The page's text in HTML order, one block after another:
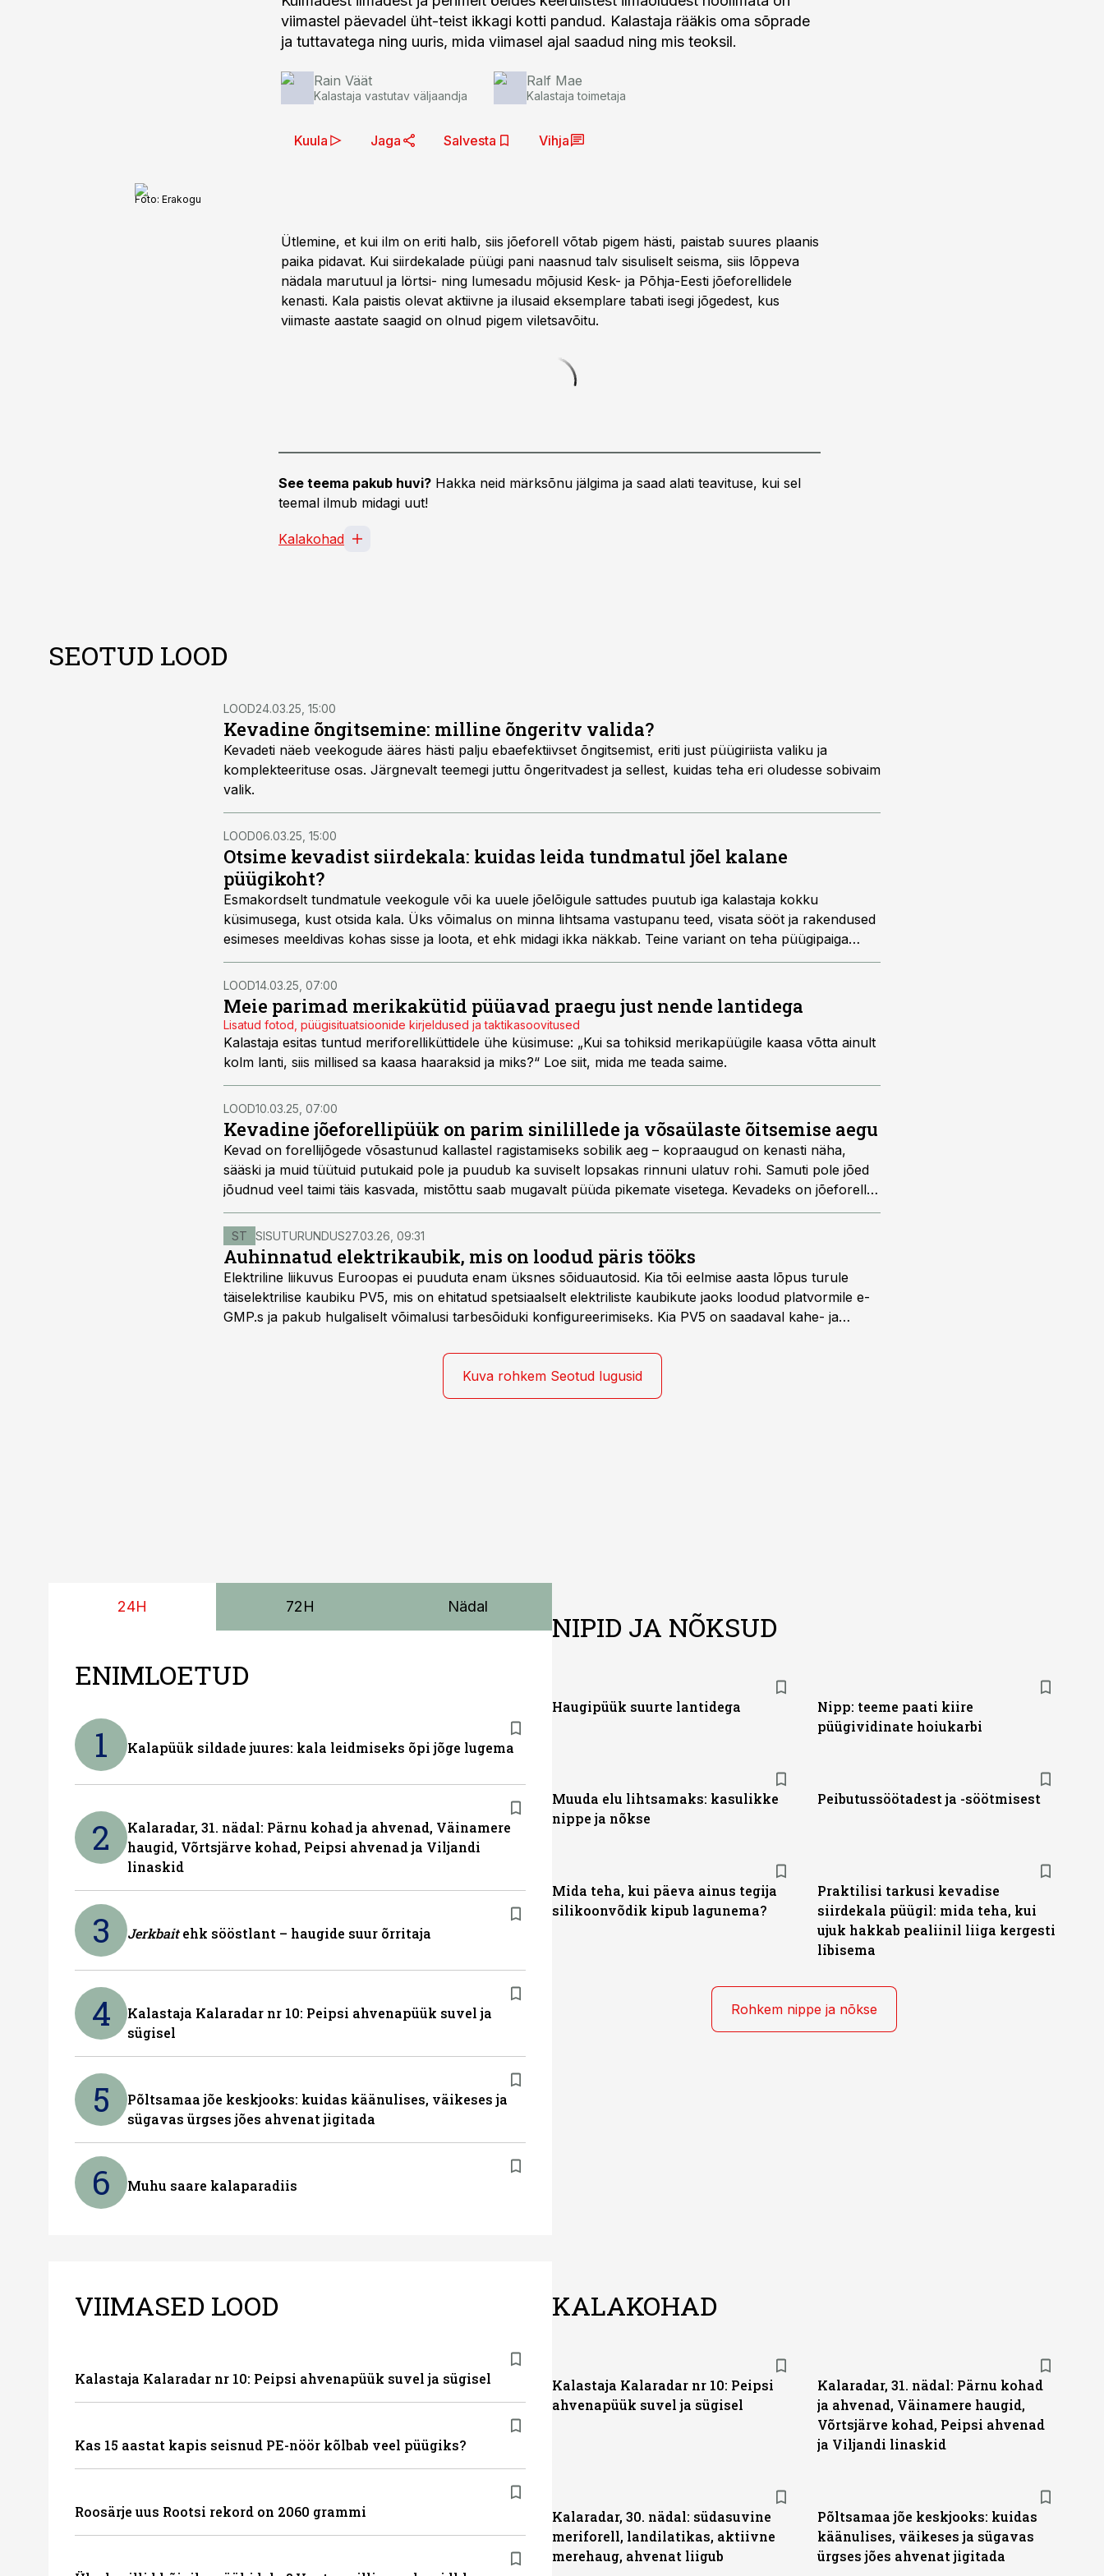
viimastel päevadel üht-teist ikkagi kotti pandud. Kalastaja rääkis oma sõprade
ja tuttavatega ning uuris, mida viimasel ajal saadud ning mis teoksil.
Rain Väät
Kalastaja vastutav väljaandja
Ralf Mae
Kalastaja toimetaja
Kuula Jaga Salvesta Vihja
Foto: Erakogu
Ütlemine, et kui ilm on eriti halb, siis jõeforell võtab pigem hästi, paistab suures plaanis
paika pidavat. Kui siirdekalade püügi pani naasnud talv sisuliselt seisma, siis lõppeva
nädala marutuul ja lörtsi- ning lumesadu mõjusid Kesk- ja Põhja-Eesti jõeforellidele
kenasti. Kala paistis olevat aktiivne ja ilusaid eksemplare tabati isegi jõgedest, kus
viimaste aastate saagid on olnud pigem viletsavõitu.
See teema pakub huvi? Hakka neid märksõnu jälgima ja saad alati teavituse, kui sel
teemal ilmub midagi uut!
Kalakohad
SEOTUD LOOD
LOOD24.03.25, 15:00
Kevadine õngitsemine: milline õngeritv valida?
Kevadeti näeb veekogude ääres hästi palju ebaefektiivset õngitsemist, eriti just püügiriista valiku ja
komplekteerituse osas. Järgnevalt teemegi juttu õngeritvadest ja sellest, kuidas teha eri oludesse sobivaim
valik.
LOOD06.03.25, 15:00
Otsime kevadist siirdekala: kuidas leida tundmatul jõel kalane
püügikoht?
Esmakordselt tundmatule veekogule või ka uuele jõelõigule sattudes puutub iga kalastaja kokku
küsimusega, kust otsida kala. Üks võimalus on minna lihtsama vastupanu teed, visata sööt ja rakendused
esimeses meeldivas kohas sisse ja loota, et ehk midagi ikka näkkab. Teine variant on teha püügipaiga
valimisel veidi eeltööd ning üritada seeläbi juhulikkuse ja õnne osa vähendada. Kevadistest siirdekaladest
pakuvad kalameestele huvi peamiselt särg, vimb ja säinas ning nende otsimist me järgnevalt vaatlemegi.
LOOD14.03.25, 07:00
Meie parimad merikakütid püüavad praegu just nende lantidega
Lisatud fotod, püügisituatsioonide kirjeldused ja taktikasoovitused
Kalastaja esitas tuntud meriforelliküttidele ühe küsimuse: „Kui sa tohiksid merikapüügile kaasa võtta ainult
kolm lanti, siis millised sa kaasa haaraksid ja miks?“ Loe siit, mida me teada saime.
LOOD10.03.25, 07:00
Kevadine jõeforellipüük on parim sinilillede ja võsaülaste õitsemise aegu
Kevad on forellijõgede võsastunud kallastel ragistamiseks sobilik aeg – kopraaugud on kenasti näha,
sääski ja muid tüütuid putukaid pole ja puudub ka suviselt lopsakas rinnuni ulatuv rohi. Samuti pole jõed
jõudnud veel taimi täis kasvada, mistõttu saab mugavalt püüda pikemate visetega. Kevadeks on jõeforell
jõudnud talvest ja kurnavast kudetrallist korralikult kosuda, võtab nii lanti kui lendõngeputukat vägagi
isukalt ja hakkab ka korralikult vastu. Kalamees, kes sel ajal jõe ääres asju õigesti teeb, ei või üldiselt
saakide üle nuriseda.
ST SISUTURUNDUS27.03.26, 09:31
Auhinnatud elektrikaubik, mis on loodud päris tööks
Elektriline liikuvus Euroopas ei puuduta enam üksnes sõiduautosid. Kia tõi eelmise aasta lõpus turule
täiselektrilise kaubiku PV5, mis on ehitatud spetsiaalselt elektriliste kaubikute jaoks loodud platvormile e-
GMP.s ja pakub hulgaliselt võimalusi tarbesõiduki konfigureerimiseks. Kia PV5 on saadaval kahe- ja
Viimast saab kohaldada ka invavedudeks. Aasta lõpus on mudel saadaval ka šassii versioonis.
Kuva rohkem Seotud lugusid
24H 72H Nädal
ENIMLOETUD
1 Kalapüük sildade juures: kala leidmiseks õpi jõge lugema
2
Kalaradar, 31. nädal: Pärnu kohad ja ahvenad, Väinamere
haugid, Võrtsjärve kohad, Peipsi ahvenad ja Viljandi
linaskid
3 Jerkbaitehk sööstlant – haugide suur õrritaja
4
Kalastaja Kalaradar nr 10: Peipsi ahvenapüük suvel ja
sügisel
5
Põltsamaa jõe keskjooks: kuidas käänulises, väikeses ja
sügavas ürgses jões ahvenat jigitada
6 Muhu saare kalaparadiis
NIPID JA NÕKSUD
Haugipüük suurte lantidega
Nipp: teeme paati kiire
püügividinate hoiukarbi
Muuda elu lihtsamaks: kasulikke
nippe ja nõkse
Peibutussöötadest ja -söötmisest
Mida teha, kui päeva ainus tegija
silikoonvõdik kipub lagunema?
Praktilisi tarkusi kevadise
siirdekala püügil: mida teha, kui
ujuk hakkab pealiinil liiga kergesti
libisema
Rohkem nippe ja nõkse
VIIMASED LOOD
Kalastaja Kalaradar nr 10: Peipsi ahvenapüük suvel ja sügisel
Kas 15 aastat kapis seisnud PE-nöör kõlbab veel püügiks?
Roosärje uus Rootsi rekord on 2060 grammi
KALAKOHAD
Kalastaja Kalaradar nr 10: Peipsi
ahvenapüük suvel ja sügisel
Kalaradar, 31. nädal: Pärnu kohad
ja ahvenad, Väinamere haugid,
Võrtsjärve kohad, Peipsi ahvenad
ja Viljandi linaskid
Kalaradar, 30. nädal: südasuvine
meriforell, landilatikas, aktiivne
merehaug, ahvenat liigub
Põltsamaa jõe keskjooks: kuidas
käänulises, väikeses ja sügavas
ürgses jões ahvenat jigitada